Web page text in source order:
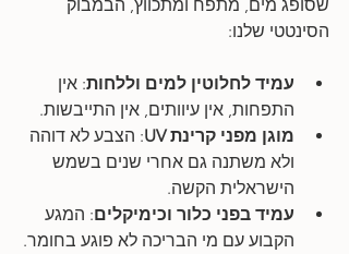
שסופג מים, מתפח ומתכווץ, הבמבוק
הסינטטי שלנו:
עמיד לחלוטין למים וללחות: אין
התפחות, אין עיוותים, אין התייבשות.
מוגן מפני קרינת UV
: הצבע לא דוהה
ולא משתנה גם אחרי שנים בשמש
הישראלית הקשה.
עמיד בפני כלור וכימיקלים: המגע
הקבוע עם מי הבריכה לא פוגע בחומר.